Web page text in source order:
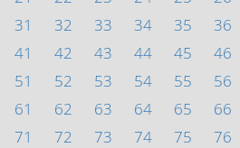
31
32 33 34 35 36
41
42 43 44 45 46
51
52 53 54 55 56
61
62 63 64 65 66
71
72 73 74 75 76